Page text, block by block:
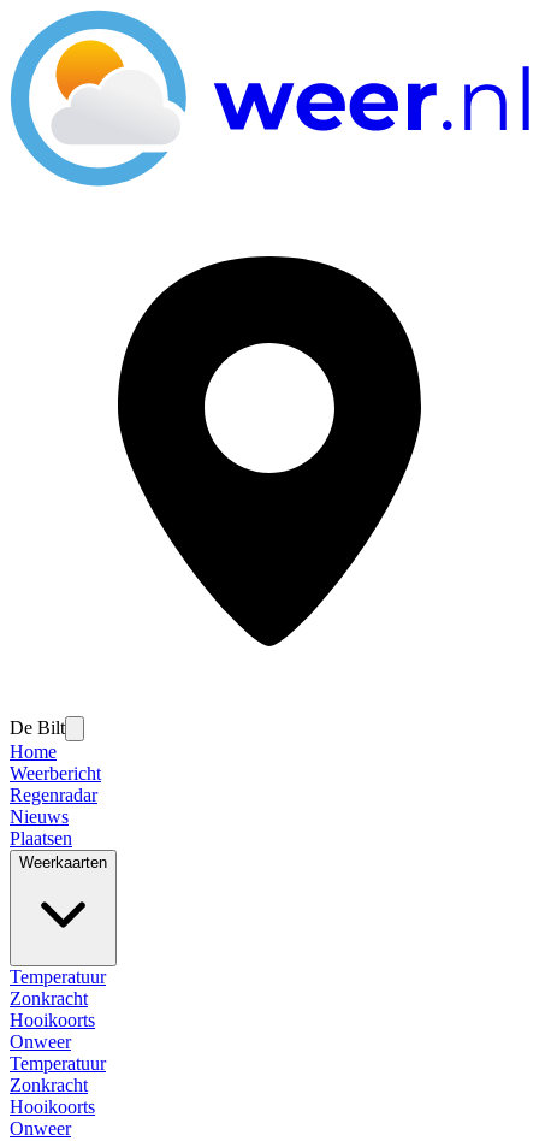
De Bilt
Home
Weerbericht
Regenradar
Nieuws
Plaatsen
Weerkaarten
Temperatuur
Zonkracht
Hooikoorts
Onweer
Temperatuur
Zonkracht
Hooikoorts
Onweer